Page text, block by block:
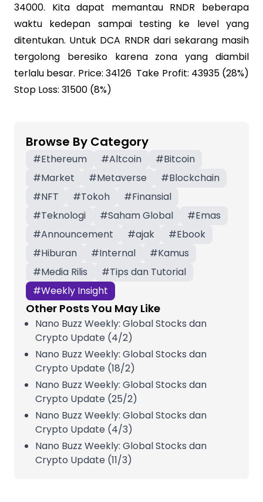
34000. Kita dapat memantau RNDR beberapa
waktu kedepan sampai testing ke level yang
ditentukan. Untuk DCA RNDR dari sekarang masih
tergolong beresiko karena zona yang diambil
terlalu besar. Price: 34126 Take Profit: 43935 (28%)
Stop Loss: 31500 (8%)
Browse By Category
#Ethereum #Altcoin #Bitcoin
#Market #Metaverse #Blockchain
#NFT #Tokoh #Finansial
#Teknologi #Saham Global #Emas
#Announcement #ajak #Ebook
#Hiburan #Internal #Kamus
#Media Rilis #Tips dan Tutorial
#Weekly Insight
Other Posts You May Like
Nano Buzz Weekly: Global Stocks dan
Crypto Update (4/2)
Nano Buzz Weekly: Global Stocks dan
Crypto Update (18/2)
Nano Buzz Weekly: Global Stocks dan
Crypto Update (25/2)
Nano Buzz Weekly: Global Stocks dan
Crypto Update (4/3)
Nano Buzz Weekly: Global Stocks dan
Crypto Update (11/3)